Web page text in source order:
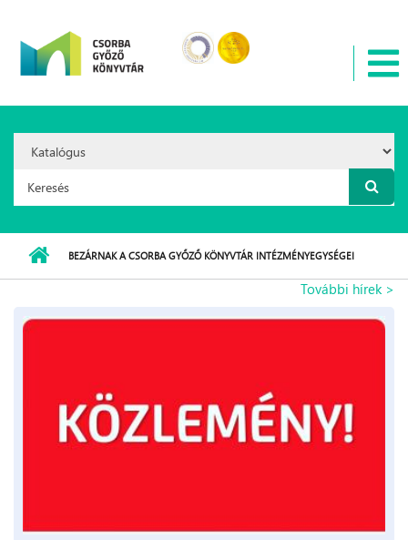
Option:
Keresés űrlap
BEZÁRNAK A CSORBA GYŐZŐ KÖNYVTÁR INTÉZMÉNYEGYSÉGEI
További hírek >